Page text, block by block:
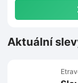
Aktuální